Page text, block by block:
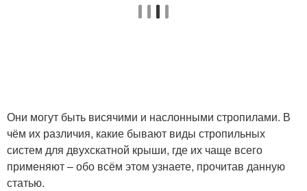
Шатровая крыша Полувальмовая крыша
Они могут быть висячими и наслонными стропилами. В
чём их различия, какие бывают виды стропильных
систем для двухскатной крыши, где их чаще всего
применяют – обо всём этом узнаете, прочитав данную
статью.